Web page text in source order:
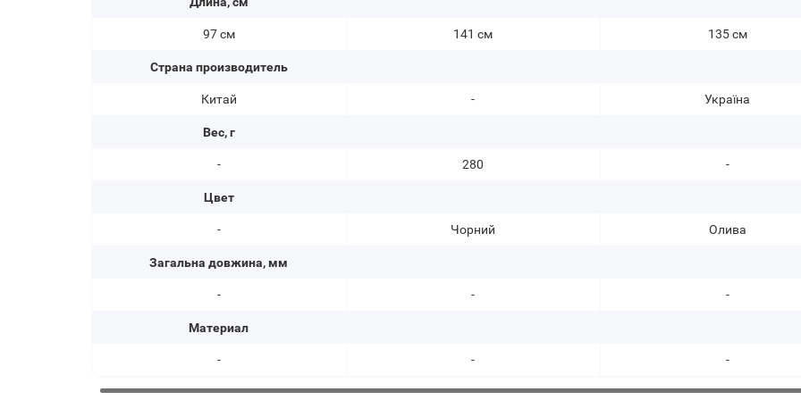
97 см
Страна производитель
Китай
Вес, г
-
Цвет
-
Загальна довжина, мм
-
Материал
-
141 см
-
280
Чорний
-
-
135 см
Україна
-
Олива
-
-